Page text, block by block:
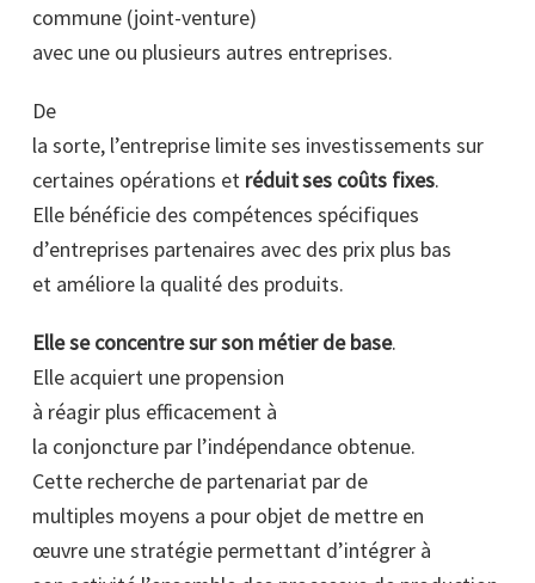
commune (joint-venture)
avec une ou plusieurs autres entreprises.
De
la sorte, l’entreprise limite ses investissements sur
certaines opérations et réduitses coûts fixes.
Elle bénéficie des compétences spécifiques
d’entreprises partenaires avec des prix plus bas
et améliore la qualité des produits.
Elle se concentre sur son métier de base.
Elle acquiert une propension
à réagir plus efficacement à
la conjoncture par l’indépendance obtenue.
Cette recherche de partenariat par de
multiples moyens a pour objet de mettre en
œuvre une stratégie permettant d’intégrer à